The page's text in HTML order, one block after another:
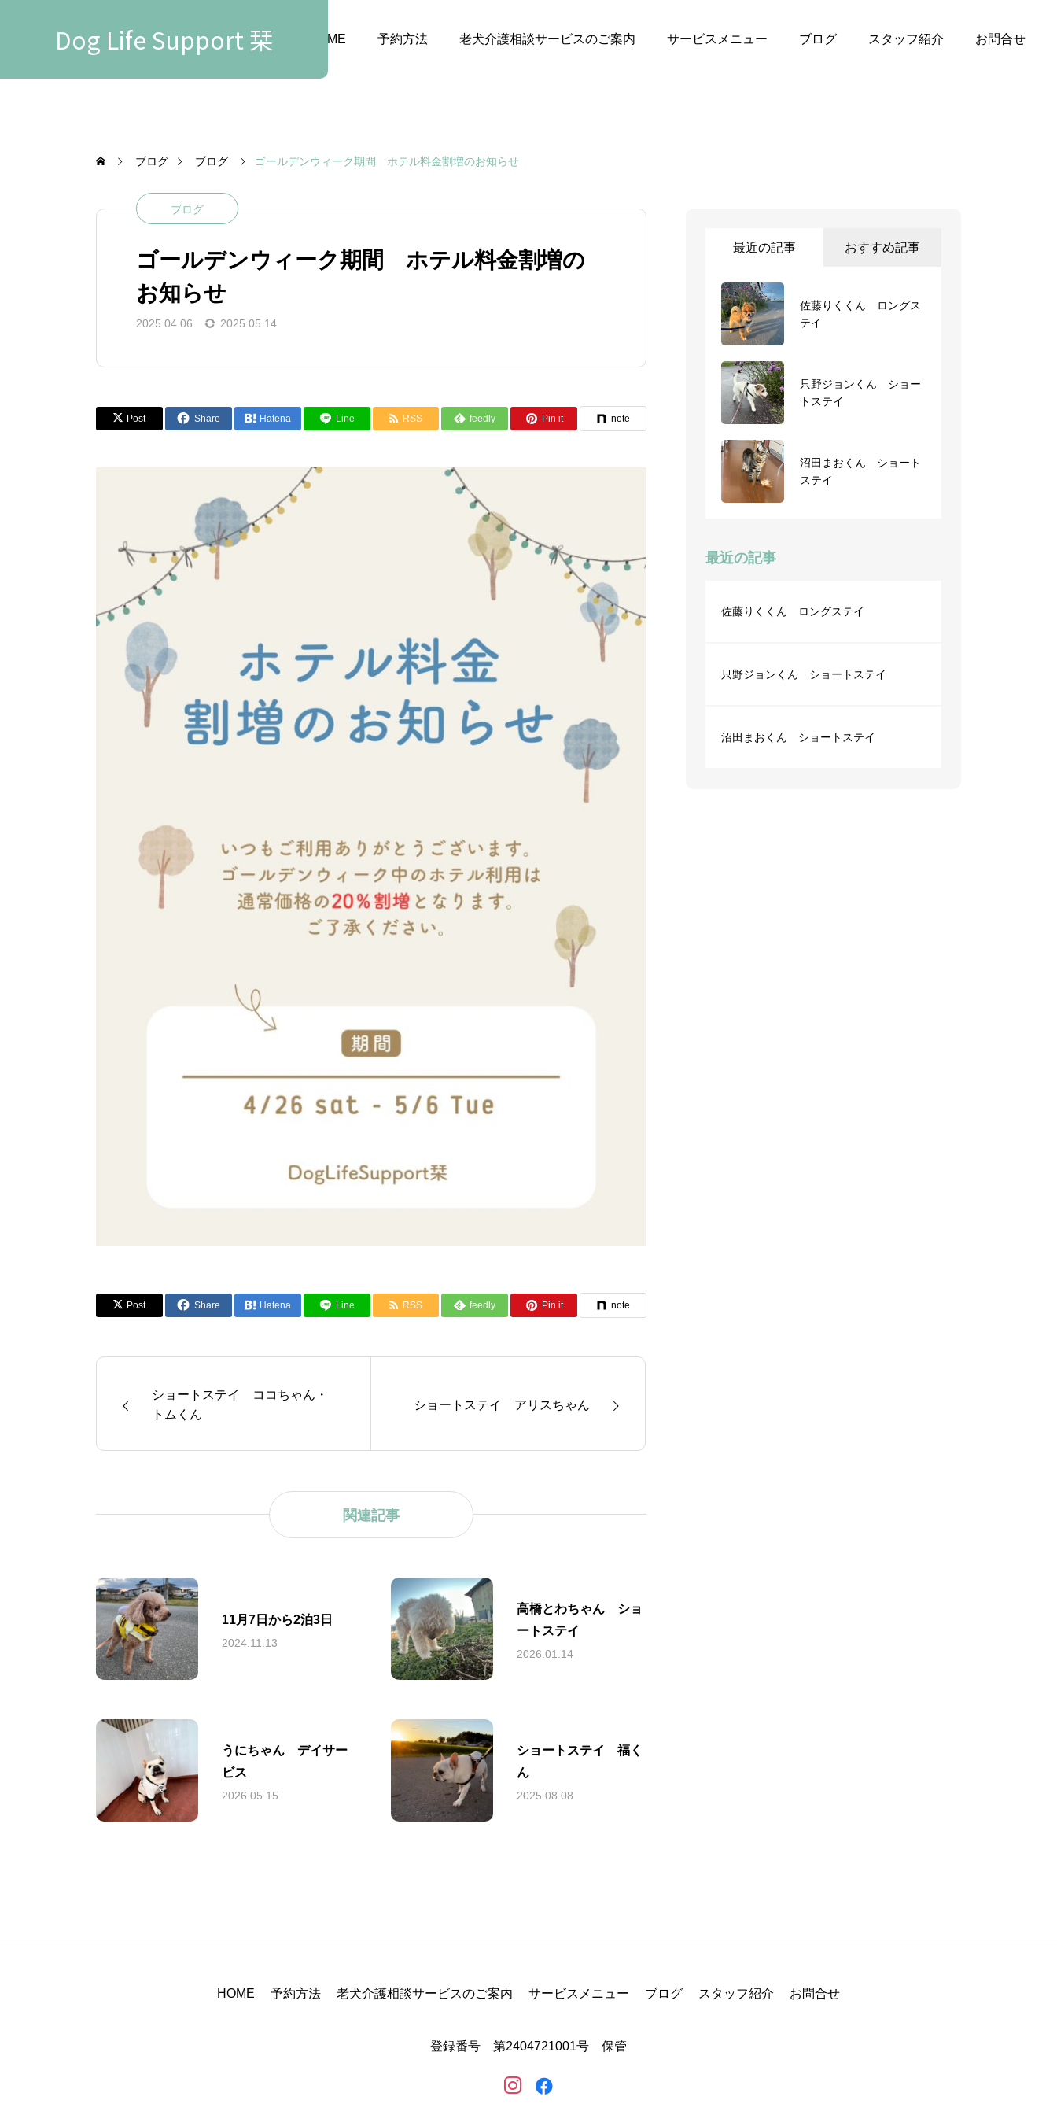
Dog Life Support 栞 HOME 予約方法 老犬介護相談サービスのご案内 サービスメニュー ブログ スタッフ紹介 お問合せ
ブログ ブログ ゴールデンウィーク期間 ホテル料金割増のお知らせ
ブログ
ゴールデンウィーク期間 ホテル料金割増の
お知らせ
2025.04.06 2025.05.14
Post Share Hatena Line RSS feedly Pin it note
Post Share Hatena Line RSS feedly Pin it note
ショートステイ ココちゃん・
トムくん
ショートステイ アリスちゃん
関連記事
11月7日から2泊3日
2024.11.13
高橋とわちゃん ショ
ートステイ
2026.01.14
うにちゃん デイサー
ビス
2026.05.15
ショートステイ 福く
ん
2025.08.08
最近の記事 おすすめ記事
佐藤りくくん ロングス
テイ
只野ジョンくん ショー
トステイ
沼田まおくん ショート
ステイ
バロンくん ショートス
テイ
ゆずくん ショートステ
イ
9月27日から2泊3日
最近の記事
佐藤りくくん ロングステイ
只野ジョンくん ショートステイ
沼田まおくん ショートステイ
HOME 予約方法 老犬介護相談サービスのご案内 サービスメニュー ブログ スタッフ紹介 お問合せ
登録番号 第2404721001号 保管